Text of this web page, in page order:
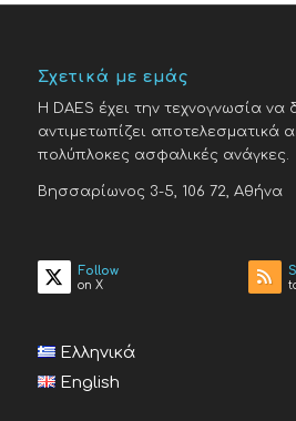
Σχετικά με εμάς
H DAES έχει την τεχνογνωσία να
αντιμετωπίζει αποτελεσματικά
πολύπλοκες ασφαλικές ανάγκες.
Βησσαρίωνος 3-5, 106 72, Αθήνα
Follow
on X
Ελληνικά
English